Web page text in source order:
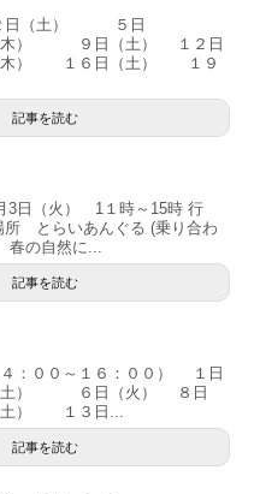
２日（土） ５日
） ９日（土） １２日
木） １６日（土） １９
記事を読む
3日（火） 1１時～15時 行
とらいあんぐる (乗り合わ
の自然に...
記事を読む
００～１６：００） １日
） ６日（火） ８日
） １３日...
記事を読む